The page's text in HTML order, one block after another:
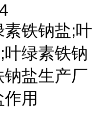
铁钠盐;叶
绿素铁钠
盐生产厂
用